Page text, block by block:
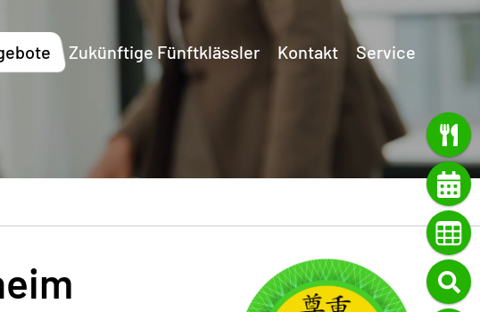
Zukünftige Fünftklässler Kontakt Service